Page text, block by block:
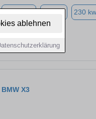
ablehnen
Elektro 230
BMW X3